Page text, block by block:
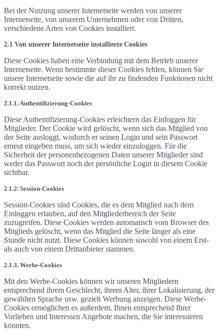
Bei der Nutzung unserer Internetseite werden von unserer
Internetseite, von unserem Unternehmen oder von Dritten,
verschiedene Arten von Cookies installiert.
2.1 Von unserer Internetseite installierte Cookies
Diese Cookies haben eine Verbindung mit dem Betrieb unserer
Internetseite. Wenn bestimmte dieser Cookies fehlen, können Sie
unsere Internetseite sowie die auf ihr zu findenden Funktionen nicht
korrekt nutzen.
2.1.1. Authentifizierung-Cookies
Diese Authentifizierung-Cookies erleichtern das Einloggen für
Mitglieder. Der Cookie wird gelöscht, wenn sich das Mitglied von
der Seite ausloggt, wodurch er seinen Login und sein Passwort
erneut eingeben muss, um sich wieder einzuloggen. Für die
Sicherheit der personenbezogenen Daten unserer Mitglieder sind
weder das Passwort noch der persönliche Login in diesem Cookie
sichtbar.
2.1.2. Session-Cookies
Session-Cookies sind Cookies, die es dem Mitglied nach dem
Einloggen erlauben, auf den Mitgliederbereich der Seite
zuzugreifen. Diese Cookies werden automatisch vom Browser des
Mitglieds gelöscht, wenn das Mitglied die Seite länger als eine
Stunde nicht nutzt. Diese Cookies können sowohl von einem Erst-
als auch von einem Drittanbieter stammen.
2.1.3. Werbe-Cookies
Mit den Werbe-Cookies können wir unseren Mitgliedern
entsprechend ihrem Geschlecht, ihrem Alter, ihrer Lokalisierung, der
gewählten Sprache usw. gezielt Werbung anzeigen. Diese Werbe-
Cookies ermöglichen es außerdem, Ihnen entsprechend Ihrer
Vorlieben und Interessen Angebote machen, die Sie interessieren
könnten.